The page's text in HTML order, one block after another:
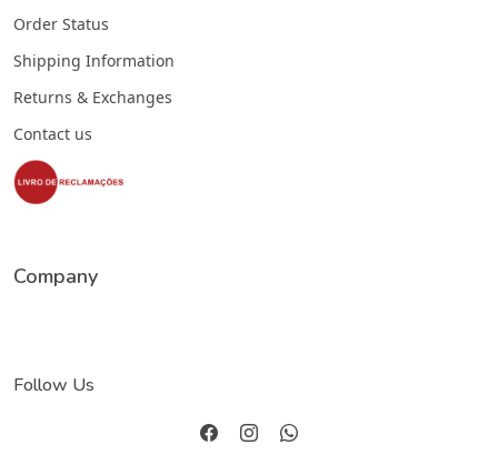
Order Status
Shipping Information
Returns & Exchanges
Contact us
Company
Follow Us